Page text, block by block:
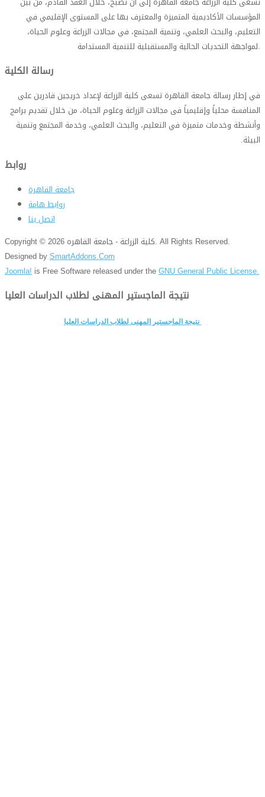
المؤسسات الأكاديمية المتميزة والمعترف بها على المستوى الإقليمي في
التعليم، والبحث العلمي، وتنمية المجتمع، في مجالات الزراعة وعلوم الحياة،
لمواجهة التحديات الحالية والمستقبلية للتنمية المستدامة.
في إطار رسالة جامعة القاهرة تسعى كلية الزراعة لإعداد خريجين قادرين على
المنافسة محلياً وإقليمياً فى مجالات الزراعة وعلوم الحياة، من خلال تقديم برامج
وأنشطة وخدمات متميزة في التعليم، والبحث العلمي، وخدمة المجتمع وتنمية
البيئة.
روابط
جامعة القاهرة
روابط هامة
اتصل بنا
Copyright © 2026 كلية الزراعة - جامعة القاهره. All Rights Reserved.
Designed bySmartAddons.Com
Joomla! is Free Software released under theGNU General Public License.
نتيجة الماجستير المهنى لطلاب الدراسات العليا